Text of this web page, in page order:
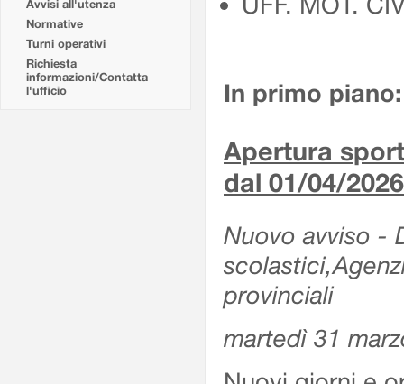
Avvisi all'utenza
Normative
Turni operativi
Richiesta
informazioni/Contatta
l'ufficio
In primo piano:
Apertura
dal 01/04/2026
Nuovo avviso -
provinciali
martedì 31